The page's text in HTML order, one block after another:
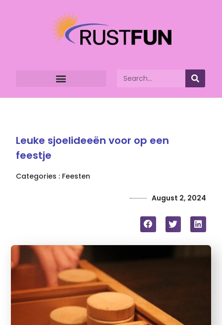
Leuke sjoelideeën voor op een
feestje
Categories : Feesten
August 2, 2024